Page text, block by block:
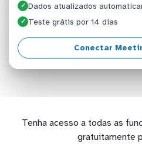
✓ Dados atualizados
✓ Teste grátis por 14 dias
Conectar
Tenha acesso a todas as
gratuitamente